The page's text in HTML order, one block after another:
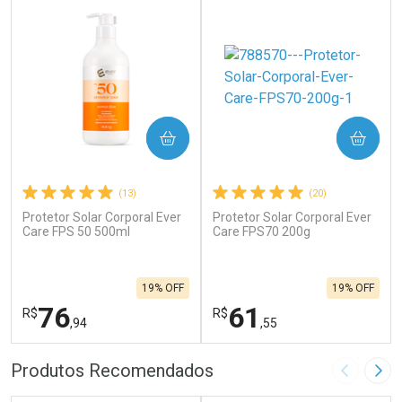
(13)
Protetor Solar Corporal Ever
Care FPS 50 500ml
R$76,94
19% OFF
COMPRAR
FECHAR
FECHAR
(20)
Protetor Solar Corporal Ever
Care FPS70 200g
R$61 ,55
19% OFF
COMPRAR
Produtos Recomendados Imagem